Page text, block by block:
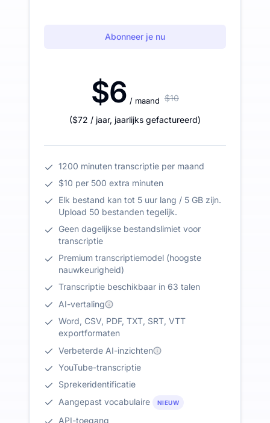
Abonneer je nu
$6 / maand $10
($72 / jaar, jaarlijks gefactureerd)
1200 minuten transcriptie per maand
$10 per 500 extra minuten
Elk bestand kan tot 5 uur lang / 5 GB zijn.
Upload 50 bestanden tegelijk.
Geen dagelijkse bestandslimiet voor
transcriptie
Premium transcriptiemodel (hoogste
nauwkeurigheid)
Transcriptie beschikbaar in 63 talen
AI-vertaling
Word, CSV, PDF, TXT, SRT, VTT
exportformaten
Verbeterde AI-inzichten
YouTube-transcriptie
Sprekeridentificatie
Aangepast vocabulaire
NIEUW
API-toegang